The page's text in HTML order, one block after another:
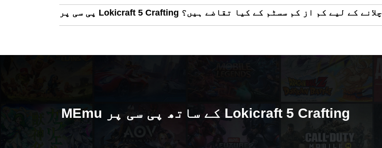
پی سی پر Lokicraft 5 Crafting چلانے کے لیے کم از کم سسٹم کے کیا تقاضے ہیں؟
MEmu کے ساتھ پی سی پر Lokicraft 5 Crafting